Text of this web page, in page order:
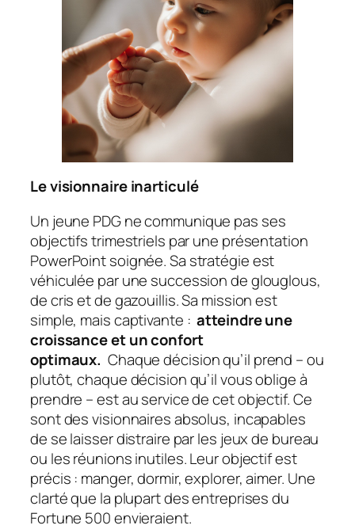
Le visionnaire inarticulé
Un jeune PDG ne communique pas ses
objectifs trimestriels par une présentation
PowerPoint soignée. Sa stratégie est
véhiculée par une succession de glouglous,
de cris et de gazouillis. Sa mission est
simple, mais captivante :atteindre une
croissance et un confort
optimaux. Chaque décision qu’il prend – ou
plutôt, chaque décision qu’il vous oblige à
prendre – est au service de cet objectif. Ce
sont des visionnaires absolus, incapables
de se laisser distraire par les jeux de bureau
ou les réunions inutiles. Leur objectif est
précis : manger, dormir, explorer, aimer. Une
clarté que la plupart des entreprises du
Fortune 500 envieraient.